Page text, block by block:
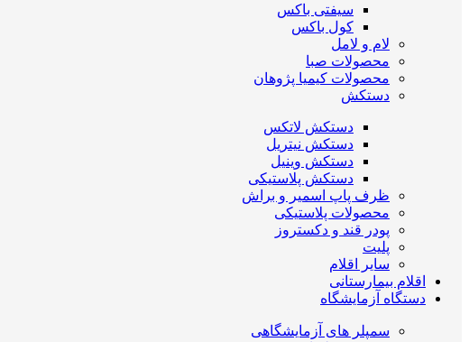
سیفتی باکس
کول باکس
لام و لامل
محصولات صبا
محصولات کیمیا پژوهان
دستکش
دستکش لاتکس
دستکش نیتریل
دستکش وینیل
دستکش پلاستیکی
ظرف پاپ اسمیر و براش
محصولات پلاستیکی
پودر قند و دکستروز
پلیت
سایر اقلام
اقلام بیمارستانی
دستگاه آزمایشگاه
سمپلر های آزمایشگاهی